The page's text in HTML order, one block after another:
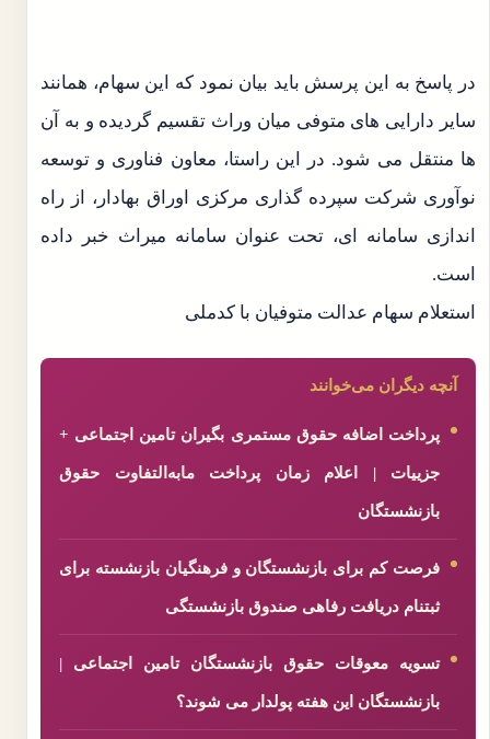
در پاسخ به این پرسش باید بیان نمود که این سهام، همانند
سایر دارایی های متوفی میان وراث تقسیم گردیده و به آن
ها منتقل می شود. در این راستا، معاون فناوری و توسعه
نوآوری شرکت سپرده گذاری مرکزی اوراق بهادار، از راه
اندازی سامانه ای، تحت عنوان سامانه میراث خبر داده
است.
استعلام سهام عدالت متوفیان با کدملی
آنچه دیگران می‌خوانند
پرداخت اضافه حقوق مستمری بگیران تامین اجتماعی +
جزییات | اعلام زمان پرداخت مابه‌التفاوت حقوق
بازنشستگان
فرصت کم برای بازنشستگان و فرهنگیان بازنشسته برای
ثبتنام دریافت رفاهی صندوق بازنشستگی
تسویه معوقات حقوق بازنشستگان تامین اجتماعی |
بازنشستگان این هفته پولدار می شوند؟